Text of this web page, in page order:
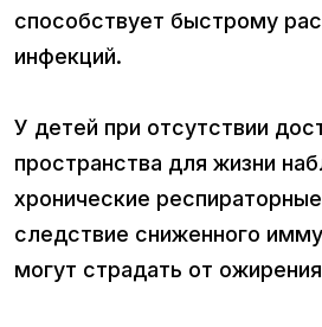
способствует быстрому
инфекций.
У детей при отсутствии
пространства для жизни
хронические
следствие сниженного
могут страдать от